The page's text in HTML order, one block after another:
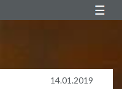
14.01.2019